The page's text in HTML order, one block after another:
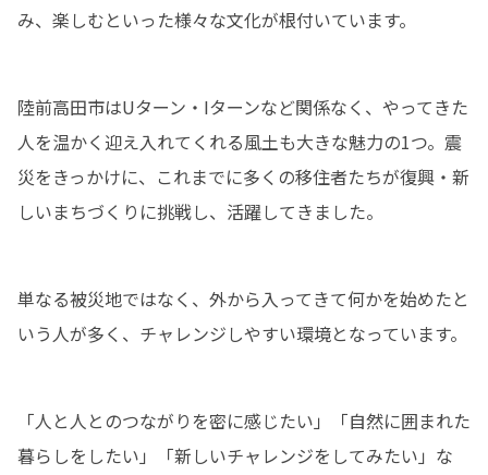
み、楽しむといった様々な文化が根付いています。
陸前高田市はUターン・Iターンなど関係なく、やってきた
人を温かく迎え入れてくれる風土も大きな魅力の1つ。震
災をきっかけに、これまでに多くの移住者たちが復興・新
しいまちづくりに挑戦し、活躍してきました。
単なる被災地ではなく、外から入ってきて何かを始めたと
いう人が多く、チャレンジしやすい環境となっています。
「人と人とのつながりを密に感じたい」「自然に囲まれた
暮らしをしたい」「新しいチャレンジをしてみたい」な